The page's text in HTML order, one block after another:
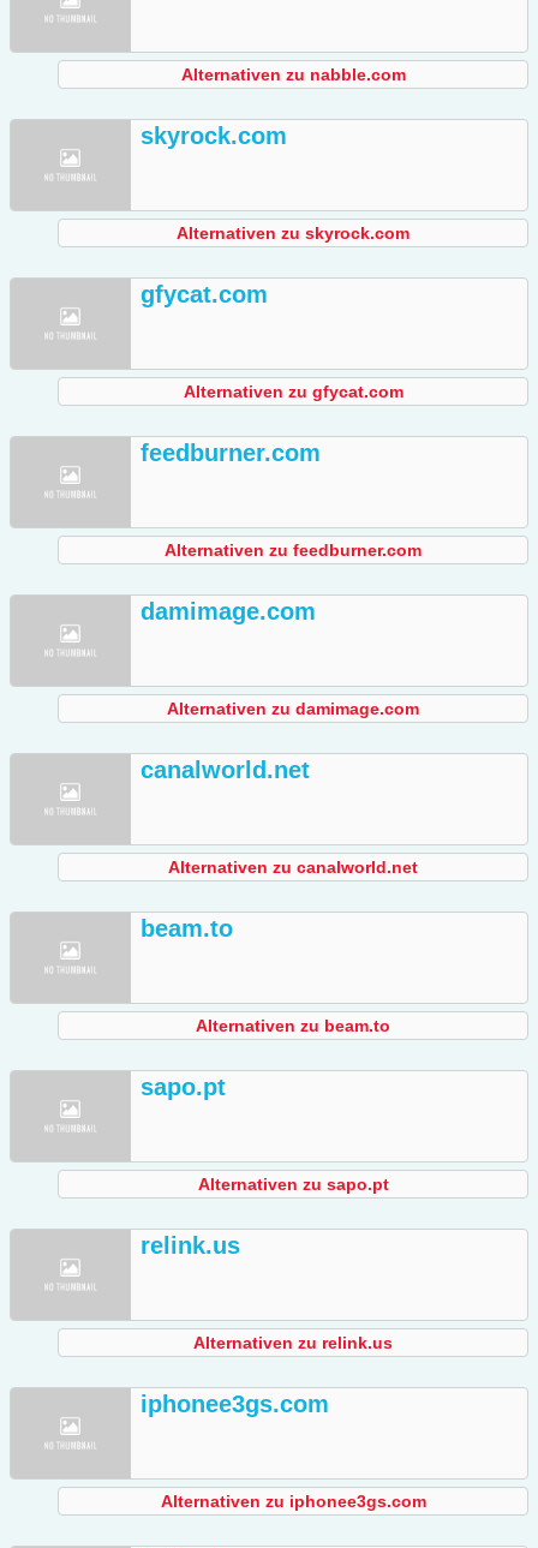
Alternativen zu nabble.com
skyrock.com
Alternativen zu skyrock.com
gfycat.com
Alternativen zu gfycat.com
feedburner.com
Alternativen zu feedburner.com
damimage.com
Alternativen zu damimage.com
canalworld.net
Alternativen zu canalworld.net
beam.to
Alternativen zu beam.to
sapo.pt
Alternativen zu sapo.pt
relink.us
Alternativen zu relink.us
iphonee3gs.com
Alternativen zu iphonee3gs.com